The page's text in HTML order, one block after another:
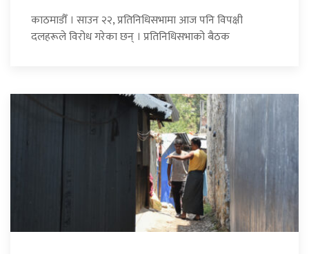
काठमाडौँ । साउन २२, प्रतिनिधिसभामा आज पनि विपक्षी
दलहरूले विरोध गरेका छन् । प्रतिनिधिसभाको बैठक